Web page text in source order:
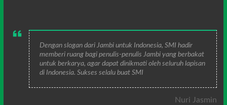
Dengan slogan dari Jambi untuk Indonesia, SMI hadir
memberi ruang bagi penulis-penulis Jambi yang berbakat
untuk berkarya, agar dapat dinikmati oleh seluruh lapisan
di Indonesia. Sukses selalu buat SMI
Nuri Jasmin